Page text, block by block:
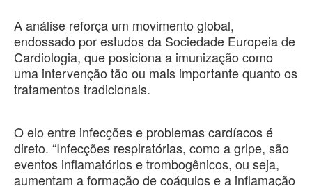
A análise reforça um movimento global,
endossado por estudos da Sociedade Europeia de
Cardiologia, que posiciona a imunização como
uma intervenção tão ou mais importante quanto os
tratamentos tradicionais.
O elo entre infecções e problemas cardíacos é
direto. “Infecções respiratórias, como a gripe, são
eventos inflamatórios e trombogênicos, ou seja,
aumentam a formação de coágulos e a inflamação